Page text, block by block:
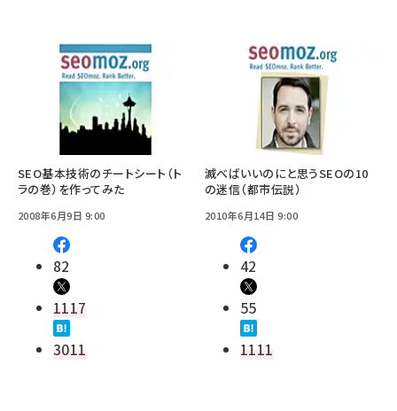
SEO基本技術のチートシート（ト
ラの巻）を作ってみた
2008年6月9日 9:00
82
1117
3011
滅べばいいのにと思うSEOの10
の迷信（都市伝説）
2010年6月14日 9:00
42
55
1111